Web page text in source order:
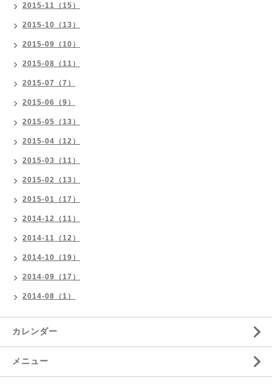
2015-11（15）
2015-10（13）
2015-09（10）
2015-08（11）
2015-07（7）
2015-06（9）
2015-05（13）
2015-04（12）
2015-03（11）
2015-02（13）
2015-01（17）
2014-12（11）
2014-11（12）
2014-10（19）
2014-09（17）
2014-08（1）
カレンダー
メニュー